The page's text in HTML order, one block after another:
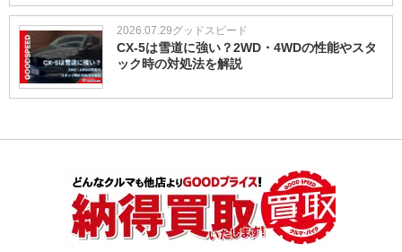
2026.07.29グッドスピード
CX-5は雪道に強い？2WD・4WDの性能やスタ
ック時の対処法を解説